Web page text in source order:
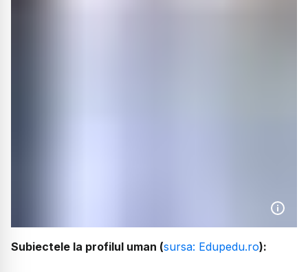
Subiectele la profilul uman (sursa: Edupedu.ro):